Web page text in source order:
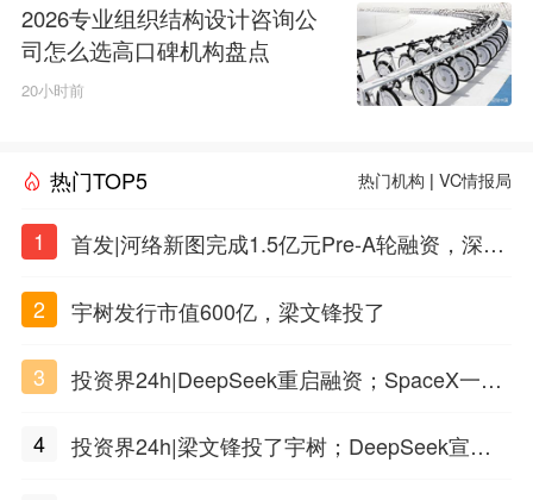
2026专业组织结构设计咨询公
司怎么选高口碑机构盘点
20小时前
热门TOP5 热门机构 |VC情报局
1
首发|河络新图完成1.5亿元Pre-A轮融资，深耕i
2
宇树发行市值600亿，梁文锋投了
3
投资界24h|DeepSeek重启融资；SpaceX一夜
4
投资界24h|梁文锋投了宇树；DeepSeek宣布